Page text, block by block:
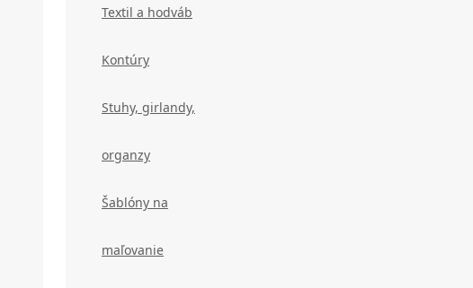
Textil a hodváb
Kontúry
Stuhy, girlandy,
organzy
Šablóny na
maľovanie